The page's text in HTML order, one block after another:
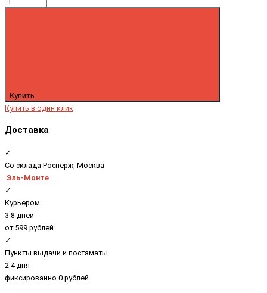
Купить
Купить в один клик
Доставка
✓
Со склада Роснерж, Москва
Эль-Монте
✓
Курьером
3-8 дней
от 599 рублей
✓
Пункты выдачи и постаматы
2-4 дня
фиксированно 0 рублей